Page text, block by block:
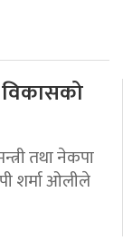
विकासको
तथा नेकपा
शर्मा ओलीले